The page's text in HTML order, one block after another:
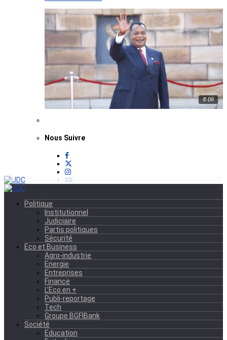
© DR
Nous Suivre
Politique
Institutionnel
Judiciaire
Partis politiques
Sécurité
Eco et Business
Agro-industrie
Energie
Entreprises
Finance
L’Eco en +
Publi-reportage
Tech
Groupe BGFIBank
Société
Education